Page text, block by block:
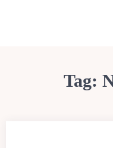
Tag: